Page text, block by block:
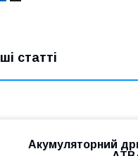
статті
Акумуляторний